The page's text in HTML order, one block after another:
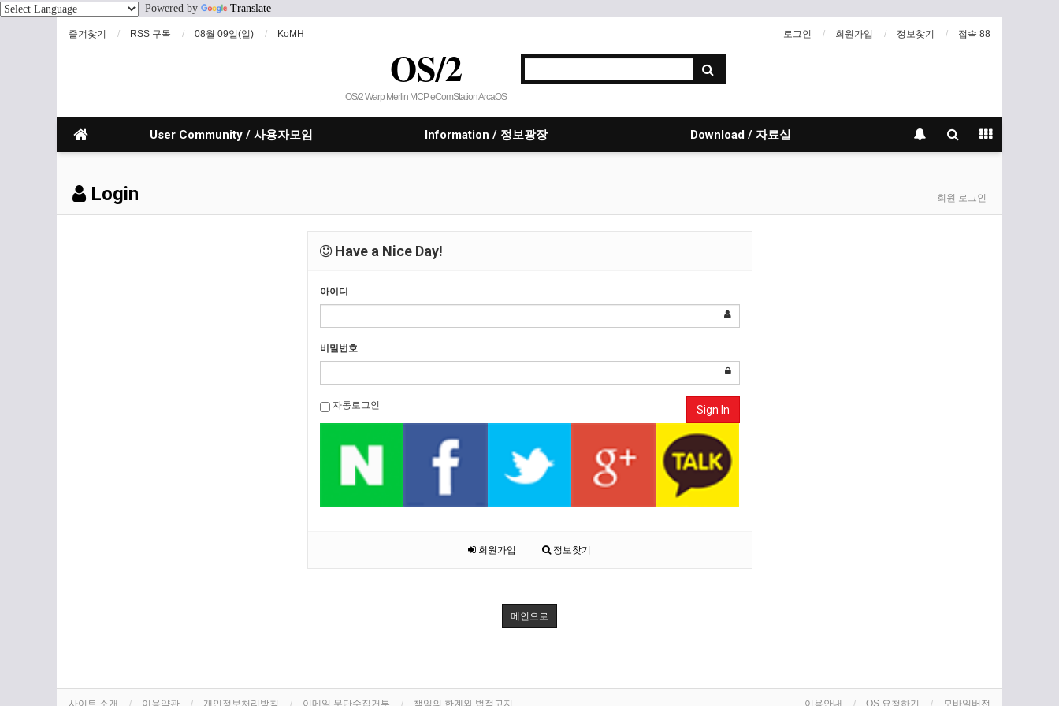
Powered by Translate
즐겨찾기 RSS 구독 08월 09일(일) KoMH 로그인 회원가입 정보찾기 접속 88
OS/2
OS/2 Warp Merlin MCP eComStation ArcaOS
User Community / 사용자모임 Information / 정보광장 Download / 자료실
Login 회원 로그인
Have a Nice Day!
아이디
비밀번호
자동로그인 Sign In
회원가입 정보찾기
메인으로
사이트 소개 이용약관 개인정보처리방침 이메일 무단수집거부 책임의 한계와 법적고지 이용안내 OS 요청하기 모바일버전